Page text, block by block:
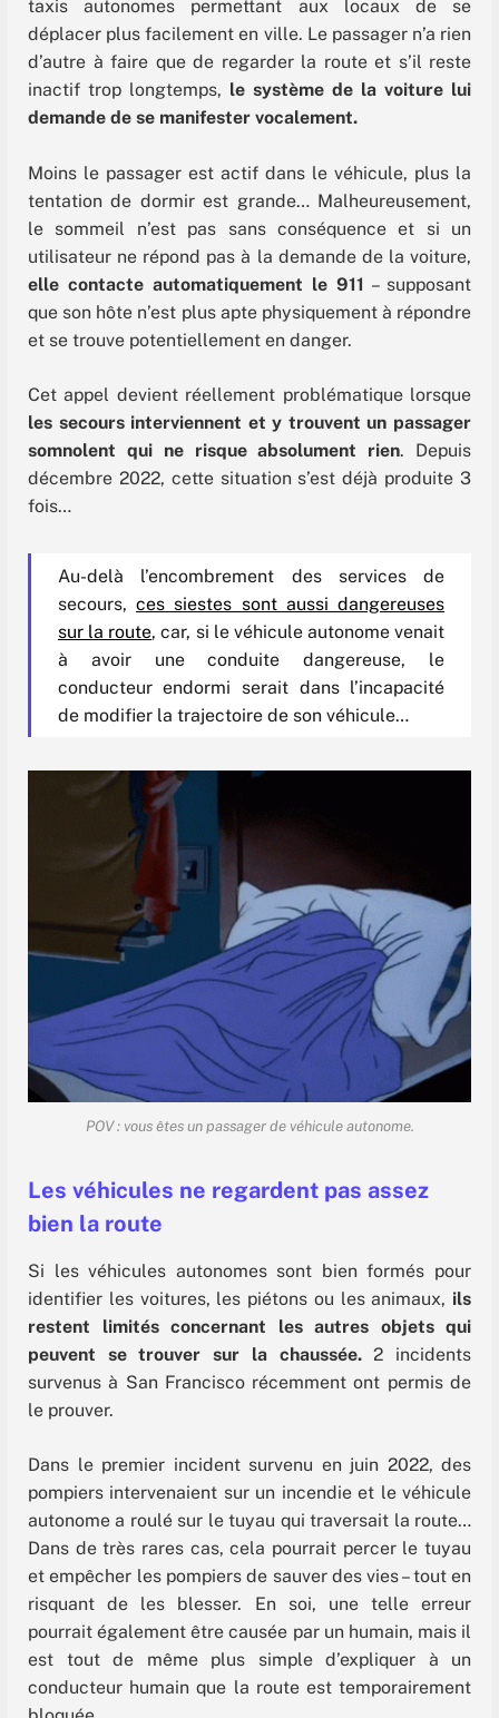
taxis autonomes permettant aux locaux de se
déplacer plus facilement en ville. Le passager n’a rien
d’autre à faire que de regarder la route et s’il reste
inactif trop longtemps, le système de la voiture lui
demande de se manifester vocalement.
Moins le passager est actif dans le véhicule, plus la
tentation de dormir est grande… Malheureusement,
le sommeil n’est pas sans conséquence et si un
utilisateur ne répond pas à la demande de la voiture,
elle contacte automatiquement le 911 – supposant
que son hôte n’est plus apte physiquement à répondre
et se trouve potentiellement en danger.
Cet appel devient réellement problématique lorsque
les secours interviennent et y trouvent un passager
somnolent qui ne risque absolument rien. Depuis
décembre 2022, cette situation s’est déjà produite 3
fois…
Au-delà l’encombrement des services de
secours,ces siestes sont aussi dangereuses
sur la route, car, si le véhicule autonome venait
à avoir une conduite dangereuse, le
conducteur endormi serait dans l’incapacité
de modifier la trajectoire de son véhicule…
POV : vous êtes un passager de véhicule autonome.
Les véhicules ne regardent pas assez
bien la route
Si les véhicules autonomes sont bien formés pour
identifier les voitures, les piétons ou les animaux, ils
restent limités concernant les autres objets qui
peuvent se trouver sur la chaussée.2 incidents
survenus à San Francisco récemment ont permis de
le prouver.
Dans le premier incident survenu en juin 2022, des
pompiers intervenaient sur un incendie et le véhicule
autonome a roulé sur le tuyau qui traversait la route…
Dans de très rares cas, cela pourrait percer le tuyau
et empêcher les pompiers de sauver des vies – tout en
risquant de les blesser. En soi, une telle erreur
pourrait également être causée par un humain, mais il
est tout de même plus simple d’expliquer à un
conducteur humain que la route est temporairement